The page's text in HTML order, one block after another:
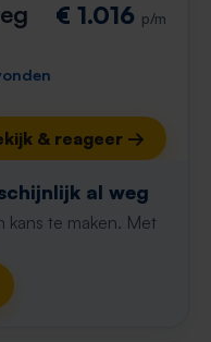
€ 1.016 p/m
& reageer →
al weg
kans te maken. Met